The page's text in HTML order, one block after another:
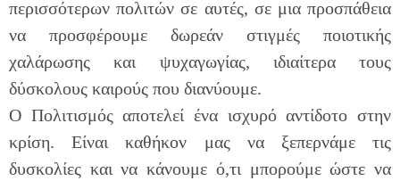
περισσότερων πολιτών σε αυτές, σε μια προσπάθεια
να προσφέρουμε δωρεάν στιγμές ποιοτικής
χαλάρωσης και ψυχαγωγίας, ιδιαίτερα τους
δύσκολους καιρούς που διανύουμε.
Ο Πολιτισμός αποτελεί ένα ισχυρό αντίδοτο στην
κρίση. Είναι καθήκον μας να ξεπερνάμε τις
δυσκολίες και να κάνουμε ό,τι μπορούμε ώστε να